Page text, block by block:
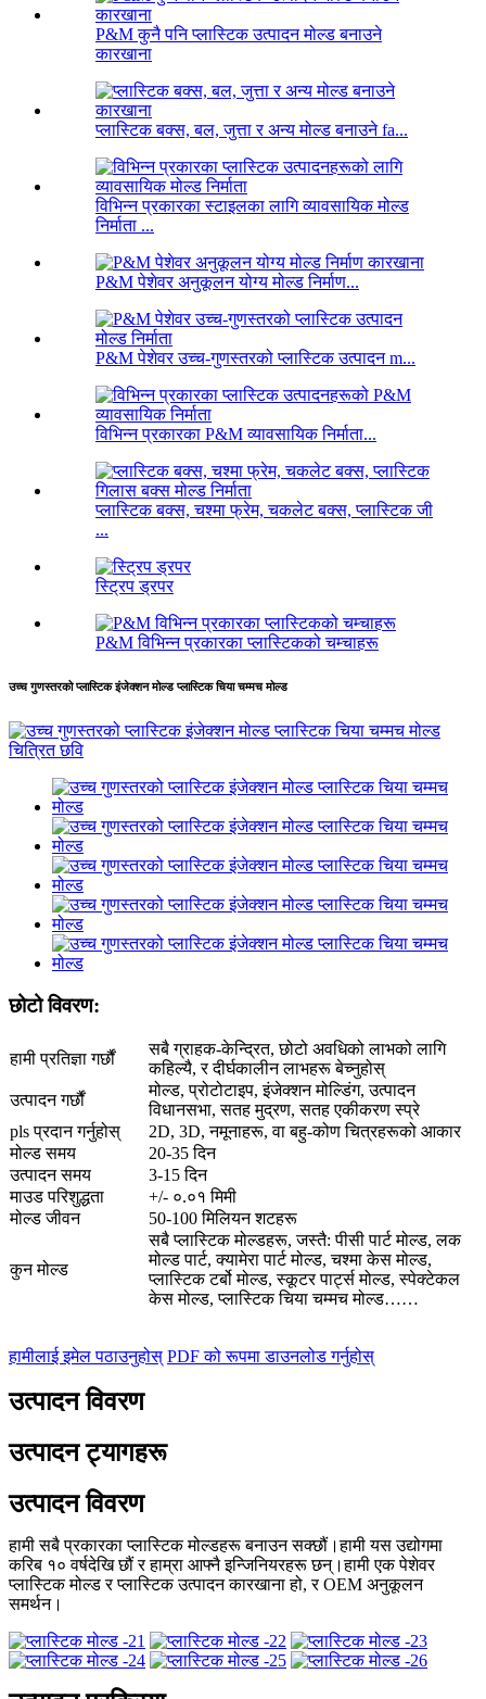
P&M कुनै पनि प्लास्टिक उत्पादन मोल्ड बनाउने
कारखाना
प्लास्टिक बक्स, बल, जुत्ता र अन्य मोल्ड बनाउने fa...
विभिन्न प्रकारका स्टाइलका लागि व्यावसायिक मोल्ड
निर्माता ...
P&M पेशेवर अनुकूलन योग्य मोल्ड निर्माण...
P&M पेशेवर उच्च-गुणस्तरको प्लास्टिक उत्पादन m...
विभिन्न प्रकारका P&M व्यावसायिक निर्माता...
प्लास्टिक बक्स, चश्मा फ्रेम, चकलेट बक्स, प्लास्टिक जी
...
स्ट्रिप ड्रपर
P&M विभिन्न प्रकारका प्लास्टिकको चम्चाहरू
उच्च गुणस्तरको प्लास्टिक इंजेक्शन मोल्ड प्लास्टिक चिया चम्मच मोल्ड
छोटो विवरण:
हामी प्रतिज्ञा गर्छौं
सबै ग्राहक-केन्द्रित, छोटो अवधिको लाभको लागि
कहिल्यै, र दीर्घकालीन लाभहरू बेच्नुहोस्
उत्पादन गर्छौं
मोल्ड, प्रोटोटाइप, इंजेक्शन मोल्डिंग, उत्पादन
विधानसभा, सतह मुद्रण, सतह एकीकरण स्प्रे
pls प्रदान गर्नुहोस्
2D, 3D, नमूनाहरू, वा बहु-कोण चित्रहरूको आकार
मोल्ड समय
20-35 दिन
उत्पादन समय
3-15 दिन
माउड परिशुद्धता
+/- ०.०१ मिमी
मोल्ड जीवन
50-100 मिलियन शटहरू
कुन मोल्ड
सबै प्लास्टिक मोल्डहरू, जस्तै: पीसी पार्ट मोल्ड, लक
मोल्ड पार्ट, क्यामेरा पार्ट मोल्ड, चश्मा केस मोल्ड,
प्लास्टिक टर्बो मोल्ड, स्कूटर पार्ट्स मोल्ड, स्पेक्टेकल
केस मोल्ड, प्लास्टिक चिया चम्मच मोल्ड……
हामीलाई इमेल पठाउनुहोस् PDF को रूपमा डाउनलोड गर्नुहोस्
उत्पादन विवरण
उत्पादन ट्यागहरू
उत्पादन विवरण
हामी सबै प्रकारका प्लास्टिक मोल्डहरू बनाउन सक्छौं।हामी यस उद्योगमा
करिब १० वर्षदेखि छौं र हाम्रा आफ्नै इन्जिनियरहरू छन्।हामी एक पेशेवर
प्लास्टिक मोल्ड र प्लास्टिक उत्पादन कारखाना हो, र OEM अनुकूलन
समर्थन।